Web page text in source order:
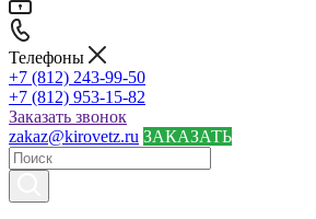
Телефоны
+7 (812) 243-99-50
+7 (812) 953-15-82
Заказать звонок
zakaz@kirovetz.ru ЗАКАЗАТЬ